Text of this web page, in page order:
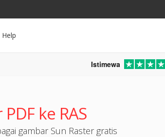
Help
Istimewa
ke RAS
gambar Sun Raster gratis